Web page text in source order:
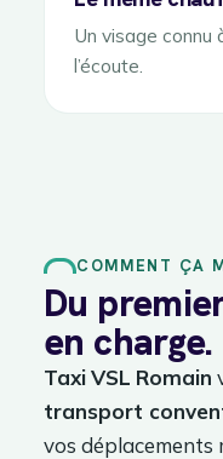
Un visage connu
l’écoute.
COMMENT ÇA
Du
en charge.
TaxiVSL Romain
transport
vos déplacements